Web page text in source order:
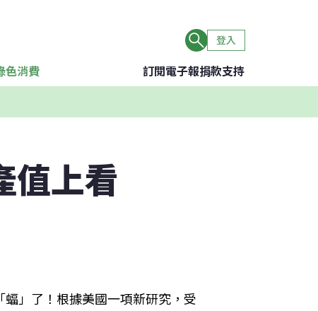
登入
色消費 訂閱電子報捐款支持
值上看
」了！根據美國一項新研究，受